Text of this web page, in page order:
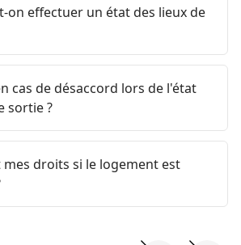
on effectuer un état des lieux de
cas de désaccord lors de l'état
sortie ?
mes droits si le logement est